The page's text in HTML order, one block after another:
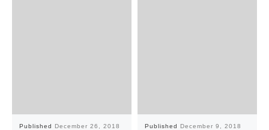
Published December 26, 2018 Published December 9, 2018